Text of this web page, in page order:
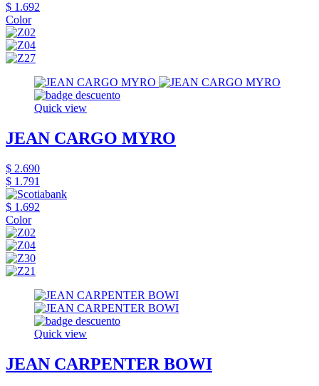
$ 1.692
Color
Quick view
JEAN CARGO MYRO
$ 2.690
$ 1.791
$ 1.692
Color
Quick view
JEAN CARPENTER BOWI